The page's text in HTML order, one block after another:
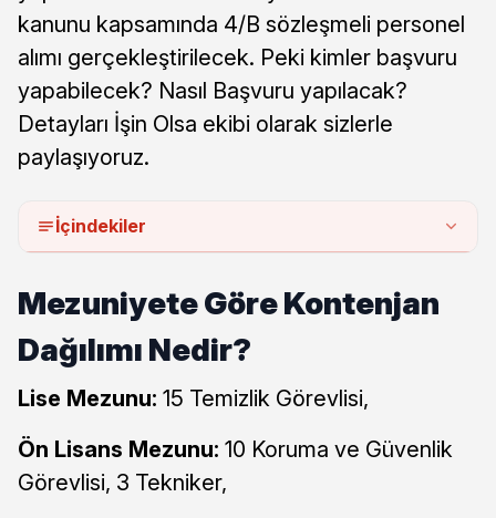
kanunu kapsamında 4/B sözleşmeli personel
alımı gerçekleştirilecek. Peki kimler başvuru
yapabilecek? Nasıl Başvuru yapılacak?
Detayları İşin Olsa ekibi olarak sizlerle
paylaşıyoruz.
İçindekiler
Mezuniyete Göre Kontenjan
Dağılımı Nedir?
Lise Mezunu: 15 Temizlik Görevlisi,
Ön Lisans Mezunu: 10 Koruma ve Güvenlik
Görevlisi, 3 Tekniker,